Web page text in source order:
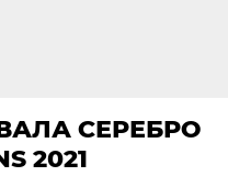
СЕРЕБРО
2021